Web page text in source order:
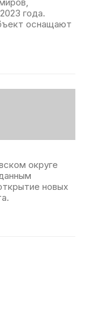
года.
оснащают
округе
новых